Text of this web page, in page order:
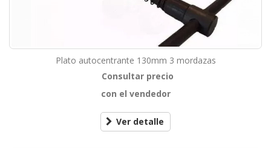
Plato autocentrante 130mm 3 mordazas
Consultar precio
con el vendedor
Ver detalle